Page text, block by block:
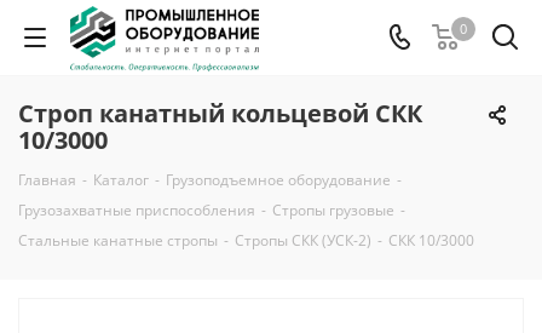
0
Строп канатный кольцевой СКК
10/3000
Главная - Каталог - Грузоподъемное оборудование -
Грузозахватные приспособления - Стропы грузовые -
Стальные канатные стропы - Стропы СКК (УСК-2) - СКК 10/3000